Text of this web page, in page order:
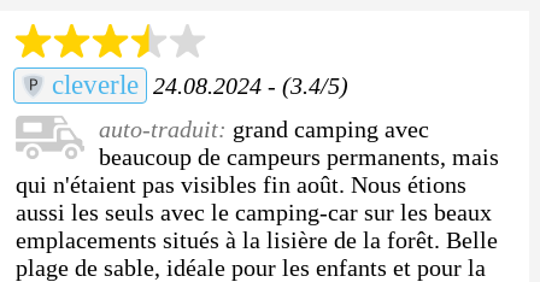
cleverle 24.08.2024 - (3.4/5)
auto-traduit: grand camping avec
beaucoup de campeurs permanents, mais
qui n'étaient pas visibles fin août. Nous étions
aussi les seuls avec le camping-car sur les beaux
emplacements situés à la lisière de la forêt. Belle
plage de sable, idéale pour les enfants et pour la